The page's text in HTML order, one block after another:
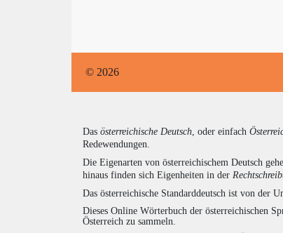
© 2026
Das österreichische Deutsch , oder einfach
Redewendungen.
Die Eigenarten von österreichischem Deutsch
hinaus finden sich Eigenheiten in der
Das österreichische Standarddeutsch ist von der
Dieses Online Wörterbuch der österreichischen
Österreich zu sammeln.